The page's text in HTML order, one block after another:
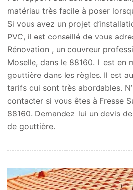
matériau très facile à poser
Si vous avez un projet
PVC, il est conseillé de vous
Rénovation , un couvreur
Moselle, dans le 88160. Il est en
gouttière dans les règles. Il est
tarifs qui sont très abordables.
contacter si vous êtes à Fresse
88160. Demandez-lui un devis
de gouttière.